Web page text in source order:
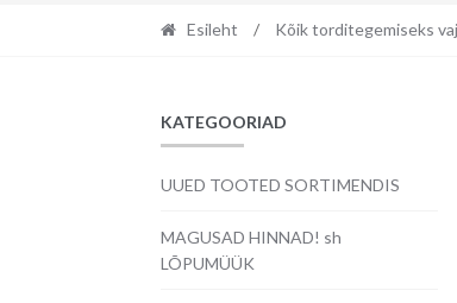
Esileht / Kõik torditegemiseks
KATEGOORIAD
UUED TOOTED SORTIMENDIS
MAGUSAD HINNAD! sh
LÕPUMÜÜK